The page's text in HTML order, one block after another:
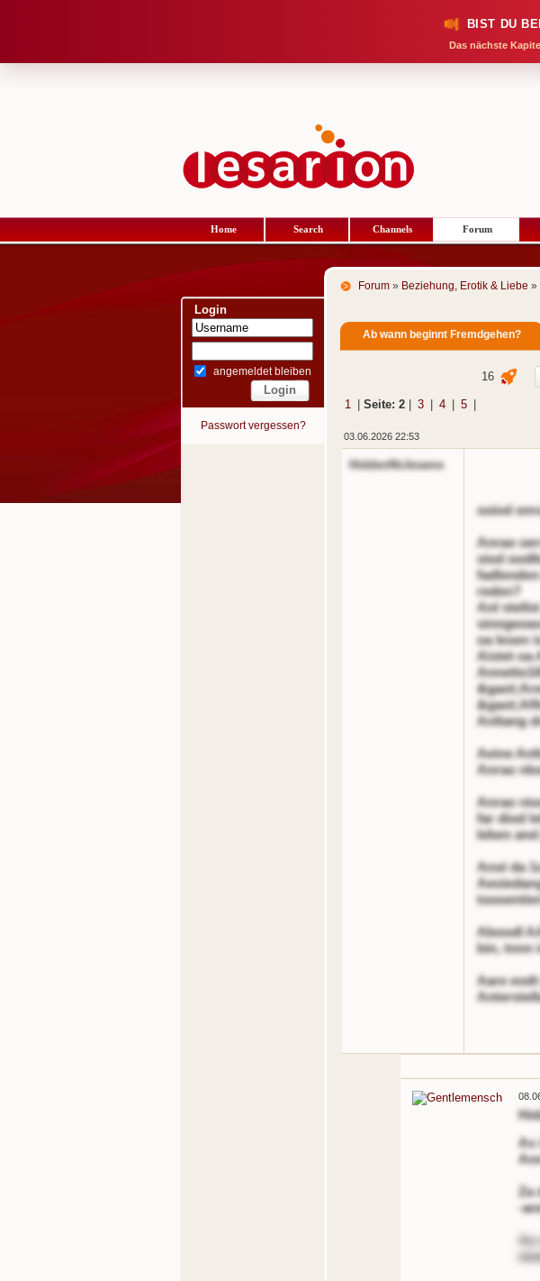
BIST DU
Das nächste
Home Search Channels Forum
Login
angemeldet bleiben
Passwort vergessen?
Forum » Beziehung, Erotik & Liebe »
Ab wann beginnt Fremdgehen?
16
1 Seite: 2 3 4 5
03.06.2026 22:53
HiddenNickname
soiod
Anrao
siod
reden?
Anl
oa lesen
Aistet oa
Anltang
Aeine
Anrao
Anrao
far diod
leben
Anst da
Aboodl
bin, tnnn
Aare
As
Za
-